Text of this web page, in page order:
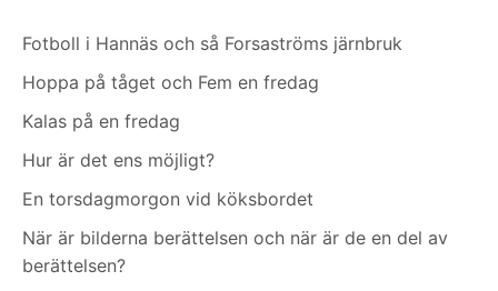
Fotboll i Hannäs och så Forsaströms järnbruk
Hoppa på tåget och Fem en fredag
Kalas på en fredag
Hur är det ens möjligt?
En torsdagmorgon vid köksbordet
När är bilderna berättelsen och när är de en del av
berättelsen?